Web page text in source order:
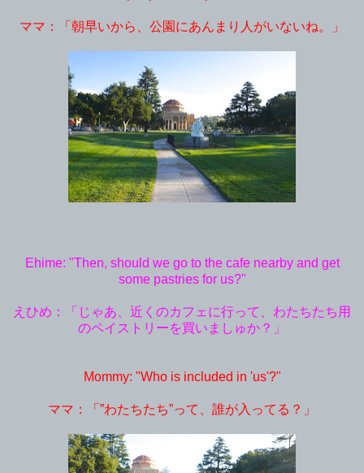
ママ：「朝早いから、公園にあんまり人がいないね。」
Ehime: "Then, should we go to the cafe nearby and get
some pastries for us?"
えひめ：「じゃあ、近くのカフェに行って、わたちたち用
のペイストリーを買いましゅか？」
Mommy: "Who is included in 'us'?"
ママ：「”わたちたち”って、誰が入ってる？」